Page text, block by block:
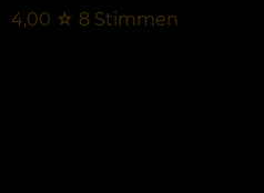
4,00 ☆ 8 Stimmen